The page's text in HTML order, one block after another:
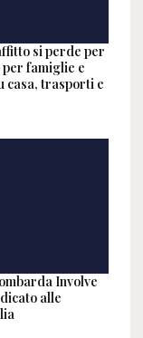
si perde per
per famiglie e
casa, trasporti e
Involve
alle